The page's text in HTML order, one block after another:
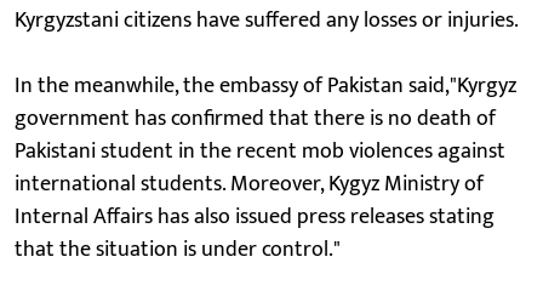
Kyrgyzstani citizens have suffered any losses or injuries.
In the meanwhile, the embassy of Pakistan said,"Kyrgyz
government has confirmed that there is no death of
Pakistani student in the recent mob violences against
international students. Moreover, Kygyz Ministry of
Internal Affairs has also issued press releases stating
that the situation is under control."